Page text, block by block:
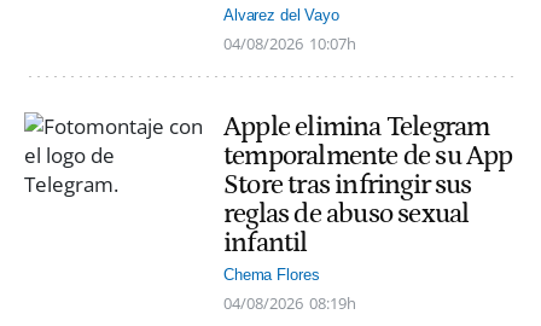
Alvarez del Vayo
04/08/2026 10:07h
Apple elimina Telegram
temporalmente de su App
Store tras infringir sus
reglas de abuso sexual
infantil
Chema Flores
04/08/2026 08:19h